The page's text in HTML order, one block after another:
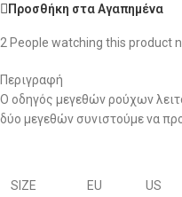
Προσθήκη στα Αγαπημένα
2 People watching this product
Περιγραφή
Ο οδηγός μεγεθών ρούχων
δύο μεγεθών συνιστούμε να
SIZE EU US